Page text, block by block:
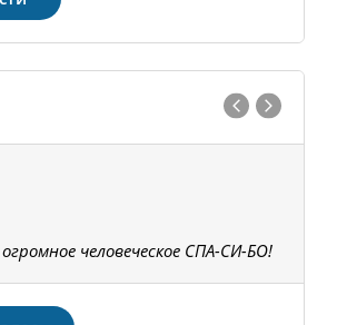
человеческое СПА-СИ-БО!